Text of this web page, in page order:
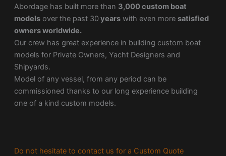
Abordage has built more than 3,000 custom boat
modelsover the past 30 yearswith even more satisfied
owners worldwide.
Our crew has great experience in building custom boat
models for Private Owners, Yacht Designers and
Shipyards.
Model of any vessel, from any period can be
commissioned thanks to our long experience building
one of a kind custom models.
Do not hesitate to contact us for a Custom Quote